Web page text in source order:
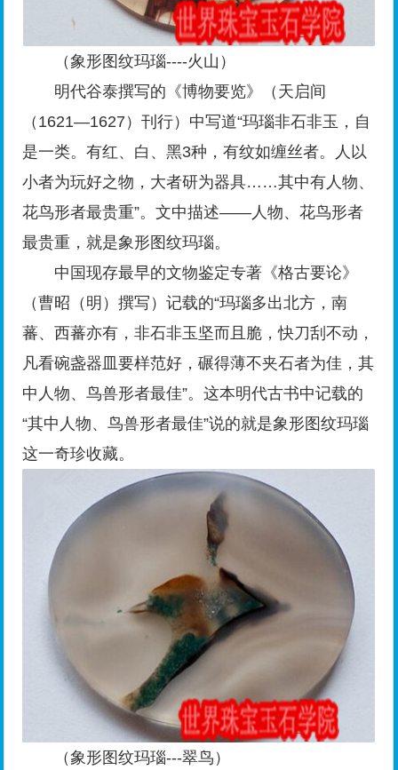
（象形图纹玛瑙----火山）
明代谷泰撰写的《博物要览》（天启间
（1621—1627）刊行）中写道“玛瑙非石非玉，自
是一类。有红、白、黑3种，有纹如缠丝者。人以
小者为玩好之物，大者研为器具……其中有人物、
花鸟形者最贵重”。文中描述——人物、花鸟形者
最贵重，就是象形图纹玛瑙。
中国现存最早的文物鉴定专著《格古要论》
（曹昭（明）撰写）记载的“玛瑙多出北方，南
蕃、西蕃亦有，非石非玉坚而且脆，快刀刮不动，
凡看碗盏器皿要样范好，碾得薄不夹石者为佳，其
中人物、鸟兽形者最佳”。这本明代古书中记载的
“其中人物、鸟兽形者最佳”说的就是象形图纹玛瑙
这一奇珍收藏。
（象形图纹玛瑙---翠鸟）